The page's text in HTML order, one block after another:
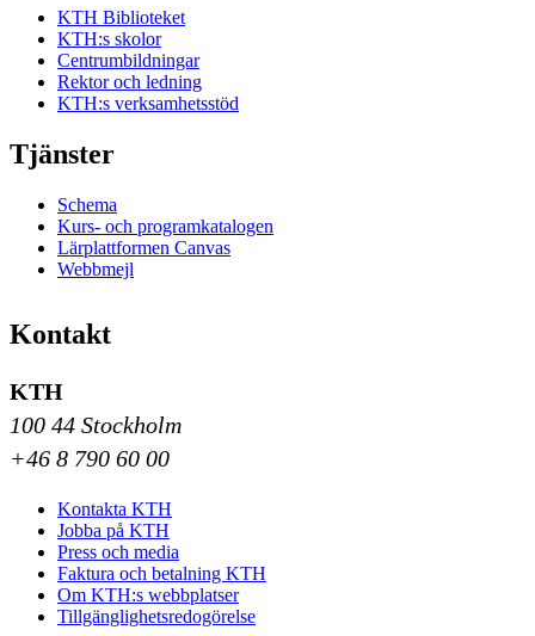
KTH Biblioteket
KTH:s skolor
Centrumbildningar
Rektor och ledning
KTH:s verksamhetsstöd
Tjänster
Schema
Kurs- och programkatalogen
Lärplattformen Canvas
Webbmejl
Kontakt
KTH
100 44 Stockholm
+46 8 790 60 00
Kontakta KTH
Jobba på KTH
Press och media
Faktura och betalning KTH
Om KTH:s webbplatser
Tillgänglighetsredogörelse